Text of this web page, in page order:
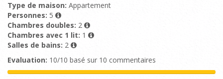
Type de maison: Appartement
Personnes: 5
Chambres doubles: 2
Chambres avec 1 lit: 1
Salles de bains: 2
Evaluation: 10/10 basé sur 10 commentaires